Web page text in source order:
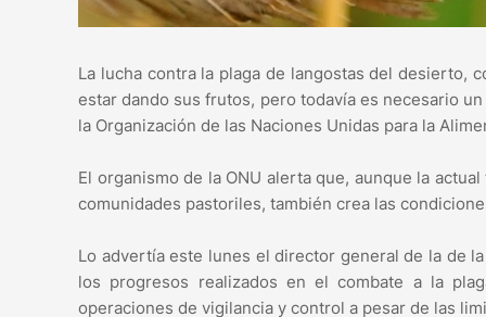
La lucha contra la plaga de langostas del desierto,
estar dando sus frutos, pero todavía es necesario
la Organización de las Naciones Unidas para la
El organismo de la ONU alerta que, aunque la
comunidades pastoriles, también crea las
Lo advertía este lunes el director general de la de
los progresos realizados en el combate a la
operaciones de vigilancia y control a pesar de las